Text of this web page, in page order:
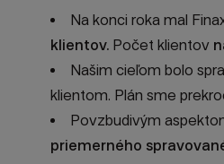
Na konci roka mal
klientov. Počet klientov
Našim cieľom bolo
klientom. Plán sme
Povzbudivým
priemerného